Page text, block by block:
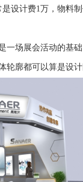
设计费1万，物料
一场展会活动的基
轮廓都可以算是设计